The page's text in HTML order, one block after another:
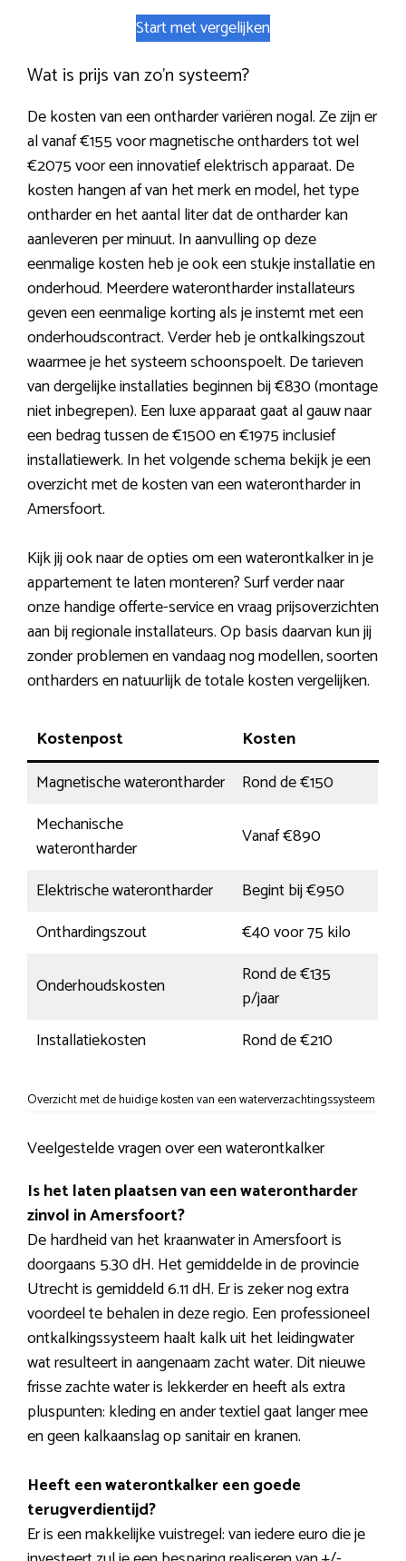
Start met vergelijken
Wat is prijs van zo’n systeem?
De kosten van een ontharder variëren nogal. Ze zijn er
al vanaf €155 voor magnetische ontharders tot wel
€2075 voor een innovatief elektrisch apparaat. De
kosten hangen af van het merk en model, het type
ontharder en het aantal liter dat de ontharder kan
aanleveren per minuut. In aanvulling op deze
eenmalige kosten heb je ook een stukje installatie en
onderhoud. Meerdere waterontharder installateurs
geven een eenmalige korting als je instemt met een
onderhoudscontract. Verder heb je ontkalkingszout
waarmee je het systeem schoonspoelt. De tarieven
van dergelijke installaties beginnen bij €830 (montage
niet inbegrepen). Een luxe apparaat gaat al gauw naar
een bedrag tussen de €1500 en €1975 inclusief
installatiewerk. In het volgende schema bekijk je een
overzicht met de kosten van een waterontharder in
Amersfoort.
Kijk jij ook naar de opties om een waterontkalker in je
appartement te laten monteren? Surf verder naar
onze handige offerte-service en vraag prijsoverzichten
aan bij regionale installateurs. Op basis daarvan kun jij
zonder problemen en vandaag nog modellen, soorten
ontharders en natuurlijk de totale kosten vergelijken.
Kostenpost
Kosten
Magnetische waterontharder
Rond de €150
Mechanische
waterontharder
Vanaf €890
Elektrische waterontharder
Begint bij €950
Onthardingszout
€40 voor 75 kilo
Onderhoudskosten
Rond de €135
p/jaar
Installatiekosten
Rond de €210
Overzicht met de huidige kosten van een waterverzachtingssysteem
Veelgestelde vragen over een waterontkalker
Is het laten plaatsen van een waterontharder
zinvol in Amersfoort?
De hardheid van het kraanwater in Amersfoort is
doorgaans 5.30 dH. Het gemiddelde in de provincie
Utrecht is gemiddeld 6.11 dH. Er is zeker nog extra
voordeel te behalen in deze regio. Een professioneel
ontkalkingssysteem haalt kalk uit het leidingwater
wat resulteert in aangenaam zacht water. Dit nieuwe
frisse zachte water is lekkerder en heeft als extra
pluspunten: kleding en ander textiel gaat langer mee
en geen kalkaanslag op sanitair en kranen.
Heeft een waterontkalker een goede
terugverdientijd?
Er is een makkelijke vuistregel: van iedere euro die je